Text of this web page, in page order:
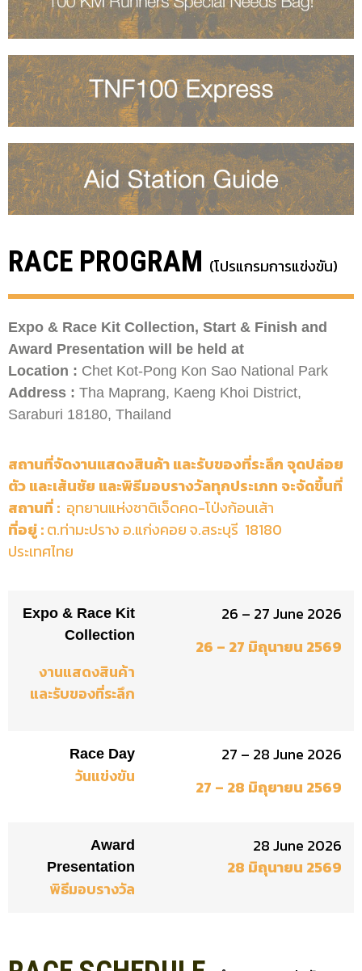
RACE PROGRAM (โปรแกรมการแข่งขัน)
Expo & Race Kit Collection, Start & Finish and
Award Presentation will be held at
Location : Chet Kot-Pong Kon Sao National Park
Address : Tha Maprang, Kaeng Khoi District,
Saraburi 18180, Thailand
สถานที่จัดงานแสดงสินค้า และรับของที่ระลึก จุดปล่อย
ตัว และเส้นชัย และพิธีมอบรางวัลทุกประเภท จะจัดขึ้นที่
สถานที่ : อุทยานแห่งชาติเจ็ดคด-โป่งก้อนเส้า
ที่อยู่ :ต.ท่ามะปราง อ.แก่งคอย จ.สระบุรี 18180
ประเทศไทย
Expo & Race Kit
Collection
งานแสดงสินค้า
และรับของที่ระลึก
26 – 27 June 2026
26 – 27 มิถุนายน 2569
Race Day
วันแข่งขัน
27 – 28 June 2026
27 – 28 มิถุยายน 2569
Award
Presentation
พิธีมอบรางวัล
28 June 2026
28 มิถุนายน 2569